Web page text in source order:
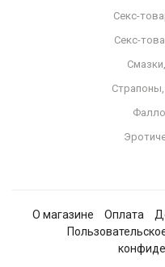
Секс-
Секс-
О магазине Оплата